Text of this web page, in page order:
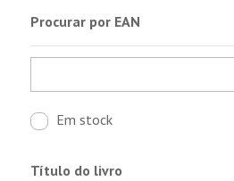
Procurar por EAN
Em stock
Título do livro